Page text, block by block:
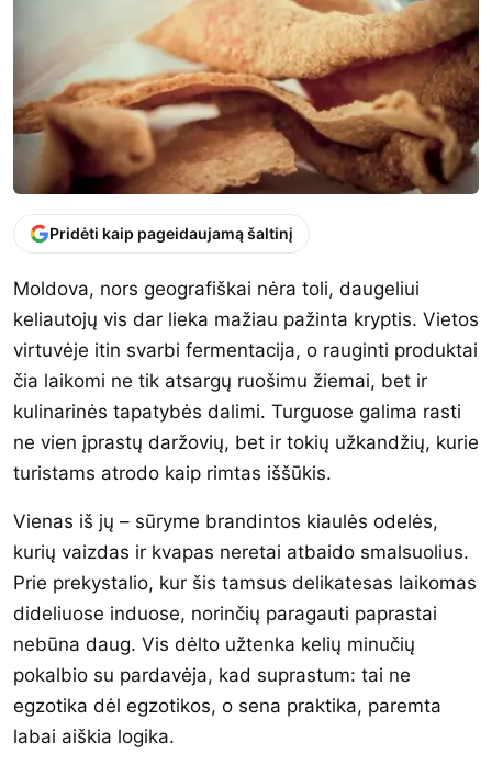
Pridėti kaip pageidaujamą šaltinį
Moldova, nors geografiškai nėra toli, daugeliui
keliautojų vis dar lieka mažiau pažinta kryptis. Vietos
virtuvėje itin svarbi fermentacija, o rauginti produktai
čia laikomi ne tik atsargų ruošimu žiemai, bet ir
kulinarinės tapatybės dalimi. Turguose galima rasti
ne vien įprastų daržovių, bet ir tokių užkandžių, kurie
turistams atrodo kaip rimtas iššūkis.
Vienas iš jų – sūryme brandintos kiaulės odelės,
kurių vaizdas ir kvapas neretai atbaido smalsuolius.
Prie prekystalio, kur šis tamsus delikatesas laikomas
dideliuose induose, norinčių paragauti paprastai
nebūna daug. Vis dėlto užtenka kelių minučių
pokalbio su pardavėja, kad suprastum: tai ne
egzotika dėl egzotikos, o sena praktika, paremta
labai aiškia logika.